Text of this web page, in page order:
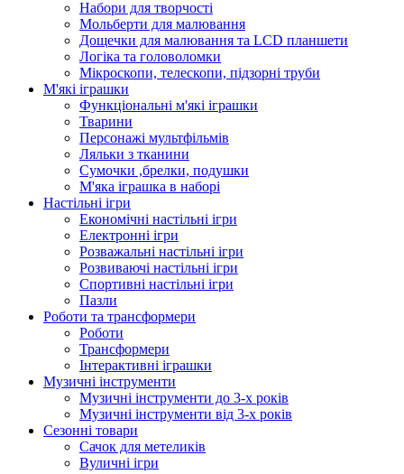
Набори для творчості
Мольберти для малювання
Дощечки для малювання та LCD планшети
Логіка та головоломки
Мікроскопи, телескопи, підзорні труби
М'які іграшки
Функціональні м'які іграшки
Тварини
Персонажі мультфільмів
Ляльки з тканини
Сумочки ,брелки, подушки
М'яка іграшка в наборі
Настільні ігри
Економічні настільні ігри
Електронні ігри
Розважальні настільні ігри
Розвиваючі настільні ігри
Спортивні настільні ігри
Пазли
Роботи та трансформери
Роботи
Трансформери
Інтерактивні іграшки
Музичні інструменти
Музичні інструменти до 3-х років
Музичні інструменти від 3-х років
Сезонні товари
Сачок для метеликів
Вуличні ігри